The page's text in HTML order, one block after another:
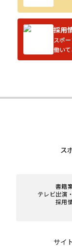
採用
スポ
働い
ス
書籍
テレビ出演
採用
サイ